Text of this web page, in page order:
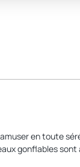
en toute
gonflables sont